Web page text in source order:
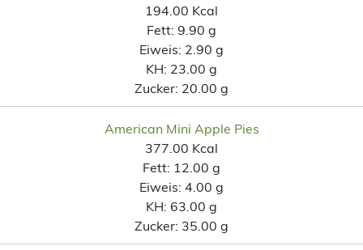
194.00 Kcal
Fett: 9.90 g
Eiweis: 2.90 g
KH: 23.00 g
Zucker: 20.00 g
American Mini Apple Pies
377.00 Kcal
Fett: 12.00 g
Eiweis: 4.00 g
KH: 63.00 g
Zucker: 35.00 g